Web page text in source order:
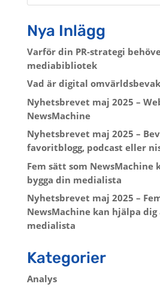
Nya Inlägg
Varför din PR-strategi
mediabibliotek
Vad är digital
Nyhetsbrevet maj 2025 –
NewsMachine
Nyhetsbrevet maj 2025 –
favoritblogg, podcast eller
Fem sätt som NewsMachine
bygga din medialista
Nyhetsbrevet maj 2025 –
NewsMachine kan hjälpa
medialista
Kategorier
Analys